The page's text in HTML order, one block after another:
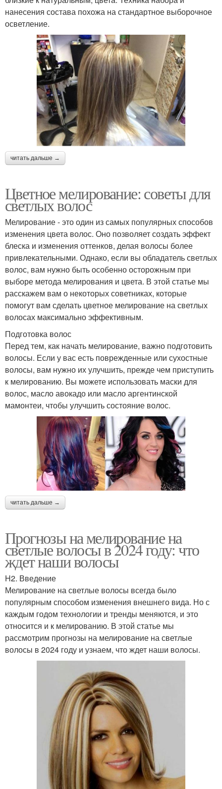
нанесения состава похожа на стандартное выборочное
осветление.
читать дальше →
Цветное мелирование: советы для
светлых волос
Мелирование - это один из самых популярных способов
изменения цвета волос. Оно позволяет создать эффект
блеска и изменения оттенков, делая волосы более
привлекательными. Однако, если вы обладатель светлых
волос, вам нужно быть особенно осторожным при
выборе метода мелирования и цвета. В этой статье мы
расскажем вам о некоторых советниках, которые
помогут вам сделать цветное мелирование на светлых
волосах максимально эффективным.
Подготовка волос
Перед тем, как начать мелирование, важно подготовить
волосы. Если у вас есть поврежденные или сухостные
волосы, вам нужно их улучшить, прежде чем приступить
к мелированию. Вы можете использовать маски для
волос, масло авокадо или масло аргентинской
мамонтеи, чтобы улучшить состояние волос.
читать дальше →
Прогнозы на мелирование на
светлые волосы в 2024 году: что
ждет наши волосы
H2. Введение
Мелирование на светлые волосы всегда было
популярным способом изменения внешнего вида. Но с
каждым годом технологии и тренды меняются, и это
относится и к мелированию. В этой статье мы
рассмотрим прогнозы на мелирование на светлые
волосы в 2024 году и узнаем, что ждет наши волосы.